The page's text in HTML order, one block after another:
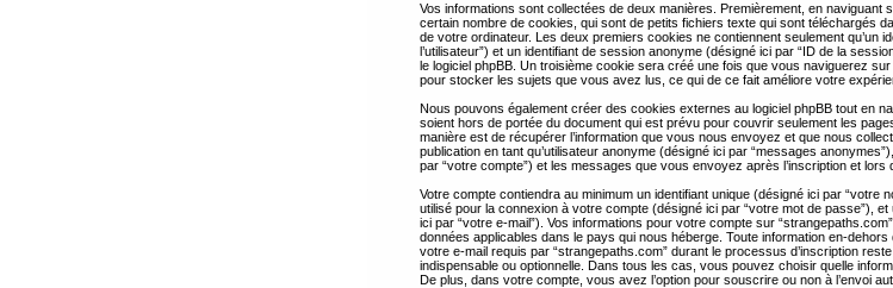
Vos informations sont collectées de deux manières. Premièrement, en naviguant
certain nombre de cookies, qui sont de petits fichiers texte qui sont téléchargés
de votre ordinateur. Les deux premiers cookies ne contiennent seulement qu’un
l’utilisateur”) et un identifiant de session anonyme (désigné ici par “ID de la
le logiciel phpBB. Un troisième cookie sera créé une fois que vous naviguerez
pour stocker les sujets que vous avez lus, ce qui de ce fait améliore votre
Nous pouvons également créer des cookies externes au logiciel phpBB tout en
soient hors de portée du document qui est prévu pour couvrir seulement les
manière est de récupérer l’information que vous nous envoyez et que nous
publication en tant qu’utilisateur anonyme (désigné ici par “messages
par “votre compte”) et les messages que vous envoyez après l’inscription et lors
Votre compte contiendra au minimum un identifiant unique (désigné ici par “votre
utilisé pour la connexion à votre compte (désigné ici par “votre mot de passe”),
ici par “votre e-mail”). Vos informations pour votre compte sur
données applicables dans le pays qui nous héberge. Toute information en-
votre e-mail requis par “strangepaths.com” durant le processus d’inscription
indispensable ou optionnelle. Dans tous les cas, vous pouvez choisir quelle
De plus, dans votre compte, vous avez l’option pour souscrire ou non à l’envoi